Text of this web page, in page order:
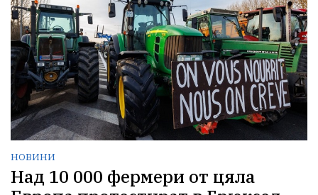
НОВИНИ
Над 10 000 фермери от цяла